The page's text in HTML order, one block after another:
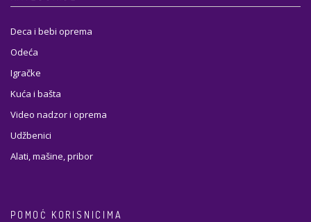
Deca i bebi oprema
Odeća
Igračke
Kuća i bašta
Video nadzor i oprema
Udžbenici
Alati, mašine, pribor
POMOĆ KORISNICIMA